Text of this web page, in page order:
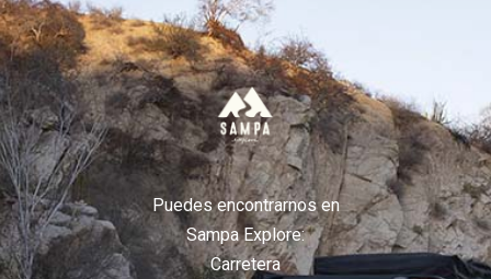
Puedes encontrarnos en
Sampa Explore:
Carretera